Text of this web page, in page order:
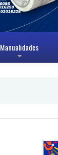
+
Manualidades